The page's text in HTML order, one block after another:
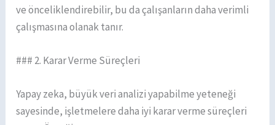
ve önceliklendirebilir, bu da çalışanların daha verimli
çalışmasına olanak tanır.
### 2. Karar Verme Süreçleri
Yapay zeka, büyük veri analizi yapabilme yeteneği
sayesinde, işletmelere daha iyi karar verme süreçleri